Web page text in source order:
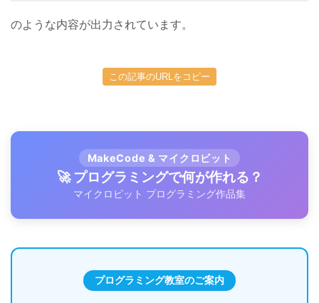
のような内容が出力されています。
この記事のURLをコピー
MakeCode & マイクロビット
🚀 プログラミングで何が作れる？
マイクロビット プログラミング作品集
プログラミング教室のご案内